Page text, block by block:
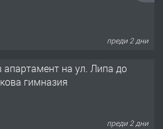
преди 2 дни
апартамент на ул. Липа до
гимназия
преди 2 дни